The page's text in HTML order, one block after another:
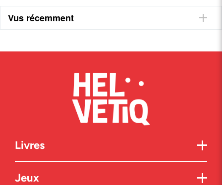
Vus récemment
Livres
Jeux